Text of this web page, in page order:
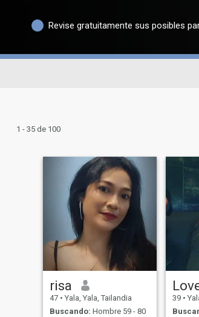
Revise gratuitamente sus posibles
1 - 35 de 100
risa
47 • Yala, Yala, Tailandia
Buscando: Hombre 59 - 80
39 •